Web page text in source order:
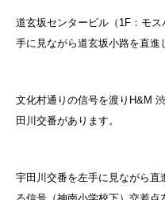
道玄坂センタービル（1F：モ
手に見ながら道玄坂小路を直進
文化村通りの信号を渡りH&M
田川交番があります。
宇田川交番を左手に見ながら
る信号（神南小学校下）交差点